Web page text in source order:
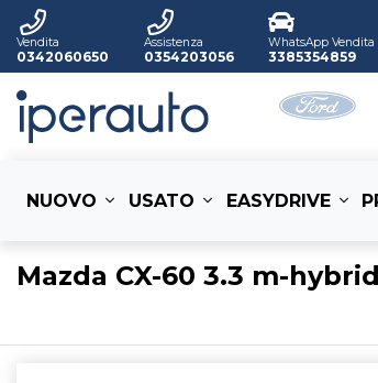
Vendita
0342060650
Assistenza
0354203056
WhatsApp Vendita
3385354859
NUOVO USATO EASYDRIVE
Mazda CX-60 3.3 m-